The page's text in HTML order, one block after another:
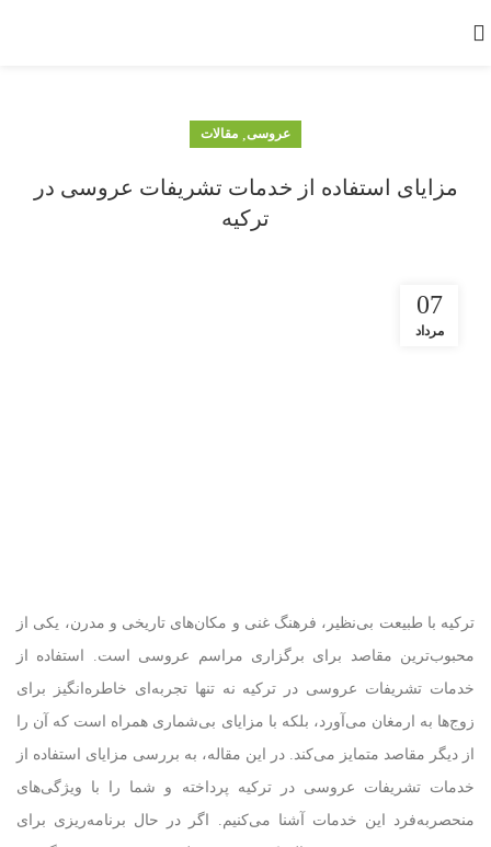
عروسی, مقالات
مزایای استفاده از خدمات تشریفات عروسی در
ترکیه
07
مرداد
ترکیه با طبیعت بی‌نظیر، فرهنگ غنی و مکان‌های تاریخی و مدرن، یکی از
محبوب‌ترین مقاصد برای برگزاری مراسم عروسی است. استفاده از
خدمات تشریفات عروسی در ترکیه نه تنها تجربه‌ای خاطره‌انگیز برای
زوج‌ها به ارمغان می‌آورد، بلکه با مزایای بی‌شماری همراه است که آن را
از دیگر مقاصد متمایز می‌کند. در این مقاله، به بررسی مزایای استفاده از
خدمات تشریفات عروسی در ترکیه پرداخته و شما را با ویژگی‌های
منحصربه‌فرد این خدمات آشنا می‌کنیم. اگر در حال برنامه‌ریزی برای